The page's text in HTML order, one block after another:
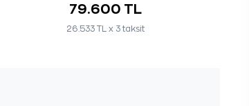
79.600 TL
26.533 TL x 3 taksit